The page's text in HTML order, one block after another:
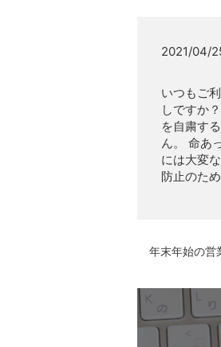
2021/04/
いつもご
しですか
を自粛す
ん。 命あ
には大変
防止のた
年末年始の営